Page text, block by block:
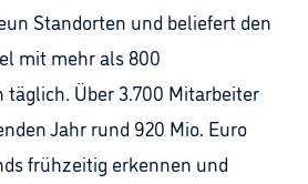
Standorten und beliefert den
mit mehr als 800
Über 3.700 Mitarbeiter
Jahr rund 920 Mio. Euro
frühzeitig erkennen und